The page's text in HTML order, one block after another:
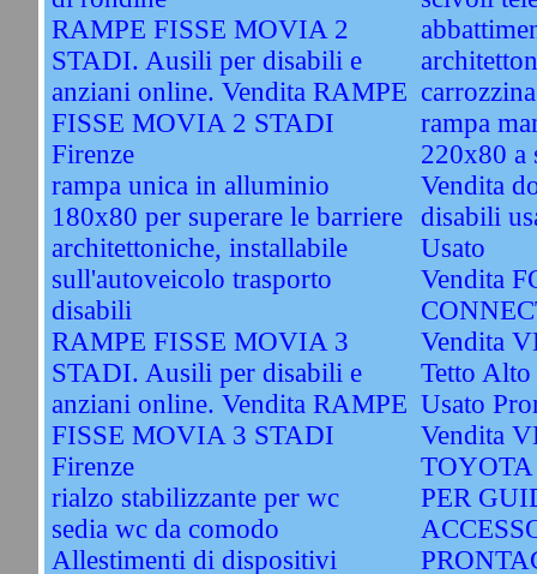
RAMPE FISSE MOVIA 2
STADI. Ausili per disabili e
anziani online. Vendita RAMPE
FISSE MOVIA 2 STADI
Firenze
rampa unica in alluminio
180x80 per superare le barriere
architettoniche, installabile
sull'autoveicolo trasporto
disabili
RAMPE FISSE MOVIA 3
STADI. Ausili per disabili e
anziani online. Vendita RAMPE
FISSE MOVIA 3 STADI
Firenze
rialzo stabilizzante per wc
sedia wc da comodo
Allestimenti di dispositivi
rampa
220x80 a
Vendita
disabili
Usato
Vendita
Vendita
Tetto
Usato
Vendita
PER